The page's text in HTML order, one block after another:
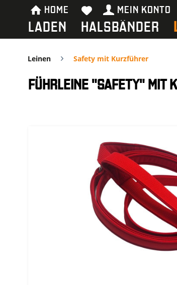
LADEN HALSBÄNDER
HOME MEIN KONTO
Leinen Safety mit Kurzführer
FÜHRLEINE "SAFETY" MIT